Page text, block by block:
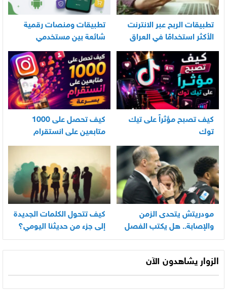
تطبيقات الربح عبر الانترنت
الأكثر استخدامًا في العراق
تطبيقات ومنصات رقمية
شائعة بين مستخدمي
الأندرويد
كيف تصبح مؤثراً على تيك
توك
كيف تحصل على 1000
متابعين على انستقرام
بسرعة
مودريتش يتحدى الزمن
والإصابة.. هل يكتب الفصل
الأخير في أسطورته
المونديالية؟
كيف تتحول الكلمات الجديدة
إلى جزء من حديثنا اليومي؟
الزوار يشاهدون الآن